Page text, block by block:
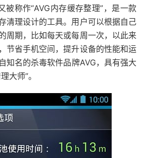
被称作“AVG内存缓存整理”，是一款
清理设计的工具。用户可以根据自己
周期，比如每天或每周一次，以此来
节省手机空间，提升设备的性能和运
知名的杀毒软件品牌AVG，具有强大
大师”。